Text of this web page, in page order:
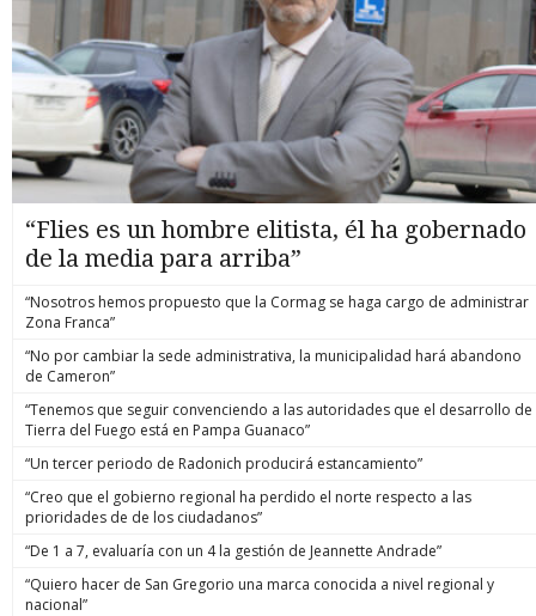
“Flies es un hombre elitista, él ha gobernado
de la media para arriba”
“Nosotros hemos propuesto que la Cormag se haga cargo de administrar
Zona Franca”
“No por cambiar la sede administrativa, la municipalidad hará abandono
de Cameron”
“Tenemos que seguir convenciendo a las autoridades que el desarrollo de
Tierra del Fuego está en Pampa Guanaco”
“Un tercer periodo de Radonich producirá estancamiento”
“Creo que el gobierno regional ha perdido el norte respecto a las
prioridades de de los ciudadanos”
“De 1 a 7, evaluaría con un 4 la gestión de Jeannette Andrade”
“Quiero hacer de San Gregorio una marca conocida a nivel regional y
nacional”